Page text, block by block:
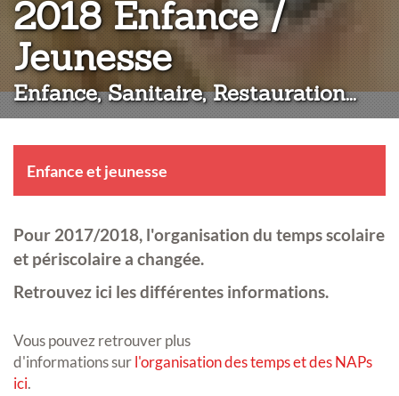
2018 Enfance /
Jeunesse:
Enfance, Sanitaire, Restauration...
Enfance et jeunesse
Pour 2017/2018, l'organisation du temps scolaire
et périscolaire a changée.
Retrouvez ici les différentes informations.
Vous pouvez retrouver plus
d'informations surl'organisation des temps et des NAPs
ici.